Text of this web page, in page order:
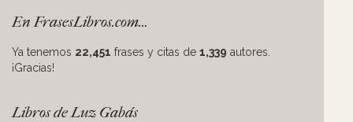
En FrasesLibros.com...
Ya tenemos 22,451 frases y citas de 1,339 autores.
¡Gracias!
Libros de Luz Gabás